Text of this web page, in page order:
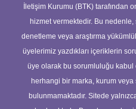
İletişim Kurumu (BTK) tarafından
hizmet vermektedir. Bu
denetleme veya araştırma
üyelerimiz yazdıkları içeriklerin
üye olarak bu sorumluluğu kabul
herhangi bir marka, kurum veya
bulunmamaktadır. Sitede